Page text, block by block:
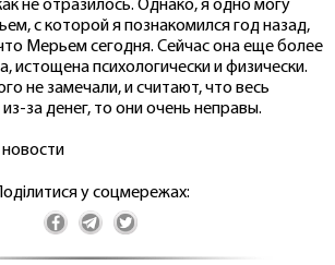
не отразилось. Однако, я одно могу
с которой я познакомился год назад,
Мерьем сегодня. Сейчас она еще более
истощена психологически и физически.
не замечали, и считают, что весь
за денег, то они очень неправы.
Поділитися у соцмережах: